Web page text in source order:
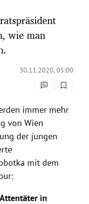
wie man
30.11.2020, 05:00
immer mehr
von Wien
der jungen
mit dem
in